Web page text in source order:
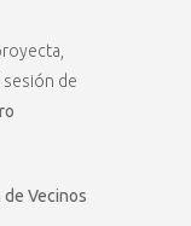
sesión de
Vecinos